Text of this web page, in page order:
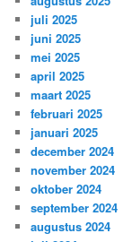
juli 2025
juni 2025
mei 2025
april 2025
maart 2025
februari 2025
januari 2025
december 2024
november 2024
oktober 2024
september 2024
augustus 2024